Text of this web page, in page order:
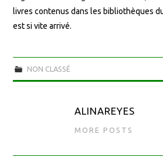
livres contenus dans les bibliothèques
est si vite arrivé.
NON CLASSÉ
ALINAREYES
MORE POSTS